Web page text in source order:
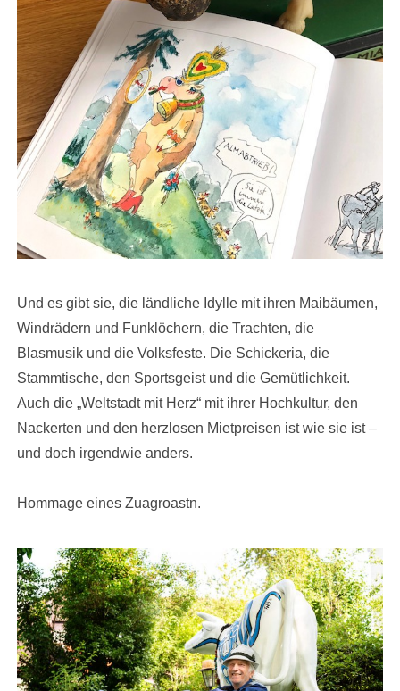
Und es gibt sie, die ländliche Idylle mit ihren Maibäumen,
Windrädern und Funklöchern, die Trachten, die
Blasmusik und die Volksfeste. Die Schickeria, die
Stammtische, den Sportsgeist und die Gemütlichkeit.
Auch die „Weltstadt mit Herz“ mit ihrer Hochkultur, den
Nackerten und den herzlosen Mietpreisen ist wie sie ist –
und doch irgendwie anders.
Hommage eines Zuagroastn.